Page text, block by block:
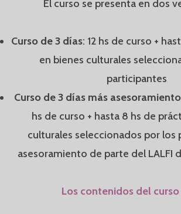
El curso se presenta en dos
Curso de 3 días: 12 hs de curso +
en bienes culturales
participantes
Curso de 3 días más
hs de curso + hasta 8 hs de
culturales seleccionados por los
asesoramiento de parte del LALFI
Los contenidos del curso